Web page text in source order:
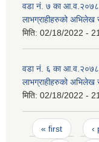
वडा नं. ७ का आ.व.२०७८/
लाभग्राहीहरुको अभिलेख
मिति: 02/18/2022 -
वडा नं. ६ का आ.व.२०७८/
लाभग्राहीहरुको अभिलेख
मिति: 02/18/2022 -
Pages
« first ‹